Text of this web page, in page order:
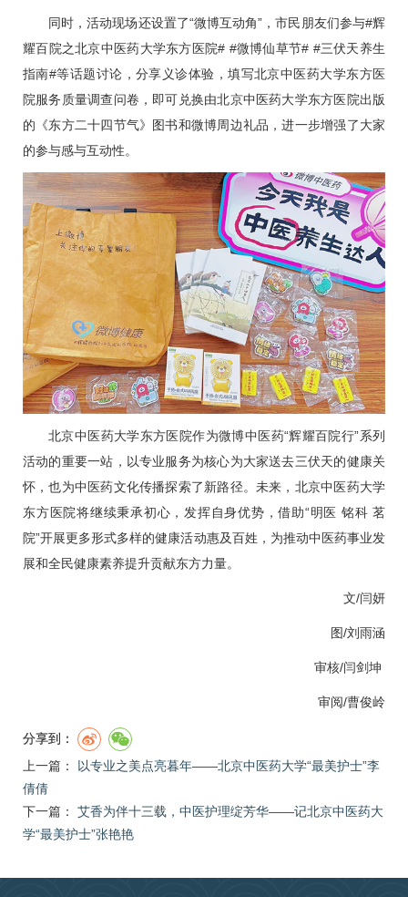
同时，活动现场还设置了“微博互动角”，市民朋友们参与#辉
耀百院之北京中医药大学东方医院# #微博仙草节# #三伏天养生
指南#等话题讨论，分享义诊体验，填写北京中医药大学东方医
院服务质量调查问卷，即可兑换由北京中医药大学东方医院出版
的《东方二十四节气》图书和微博周边礼品，进一步增强了大家
的参与感与互动性。
北京中医药大学东方医院作为微博中医药“辉耀百院行”系列
活动的重要一站，以专业服务为核心为大家送去三伏天的健康关
怀，也为中医药文化传播探索了新路径。未来，北京中医药大学
东方医院将继续秉承初心，发挥自身优势，借助“明医 铭科 茗
院”开展更多形式多样的健康活动惠及百姓，为推动中医药事业发
展和全民健康素养提升贡献东方力量。
文/闫妍
图/刘雨涵
审核/闫剑坤
审阅/曹俊岭
分享到：
上一篇：
以专业之美点亮暮年——北京中医药大学“最美护士”李
倩倩
下一篇：
艾香为伴十三载，中医护理绽芳华——记北京中医药大
学“最美护士”张艳艳